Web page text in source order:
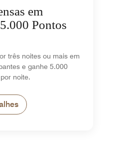
em
Pontos
três noites ou mais em
e ganhe 5.000
noite.